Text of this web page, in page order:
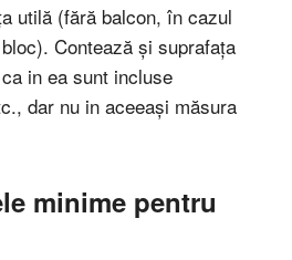
utilă (fără balcon, în cazul
Contează și suprafața
in ea sunt incluse
dar nu in aceeași măsura
minime pentru